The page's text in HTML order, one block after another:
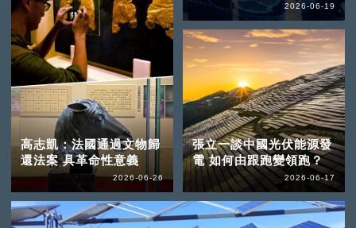
高志凱：法國通過文物歸
還法案 具革命性意義
2026-06-26
2026-06-19
張立一談中國光伏能源發
電 如何由跟跑變領跑？
2026-06-17